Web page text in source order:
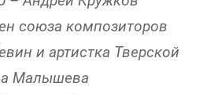
союза композиторов
и артистка Тверской
Малышева